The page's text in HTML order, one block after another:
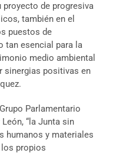
proyecto de progresiva
también en el
puestos de
tan esencial para la
medio ambiental
sinergias positivas en
Parlamentario
“la Junta sin
humanos y materiales
los propios